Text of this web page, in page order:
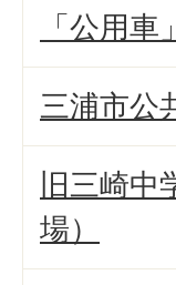
「公用
三浦市公
旧三崎
場）